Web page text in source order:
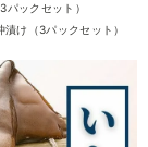
パックセット）
漬け（3パックセット）